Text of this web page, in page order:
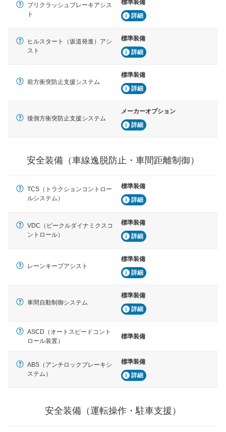
車間距離制御
安全な車間距離を保ちながら前車を追従するアダプティ
ブ・クルーズ・コントロールなどが装備されています。
運転・駐車支援
駐車をスムーズに行うためにインテリジェンスパーキン
グ・アシストやサイドブラインドモニターなどが装備さ
ルトなどが装備されています。
プリクラッシュブレーキアシス
ト
標準装備
詳細
ヒルスタート（坂道発進）アシ
スト
標準装備
詳細
前方衝突防止支援システム
標準装備
詳細
後側方衝突防止支援システム
メーカーオプション
詳細
安全装備（車線逸脱防止・車間距離制御）
TCS（トラクションコントロー
ルシステム）
標準装備
詳細
VDC（ビークルダイナミクスコ
ントロール）
標準装備
詳細
レーンキープアシスト
標準装備
詳細
車間自動制御システム
標準装備
詳細
ASCD（オートスピードコント
ロール装置）
標準装備
ABS（アンチロックブレーキシ
ステム）
標準装備
詳細
安全装備（運転操作・駐車支援）